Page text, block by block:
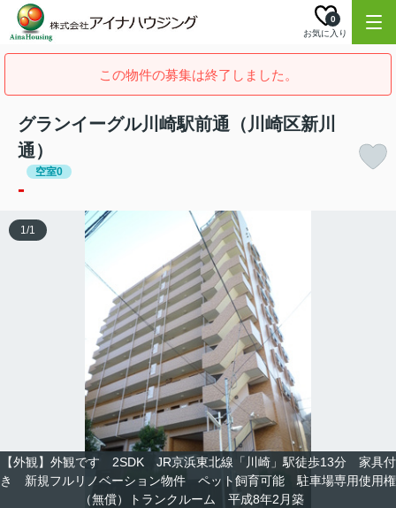
お気に入り
0
この物件の募集は終了しました。
グランイーグル川崎駅前通（川崎区新川
通）
空室0
-
【外観】外観です 2SDK JR京浜東北線「川崎」駅徒歩13分 家具付
き 新規フルリノベーション物件 ペット飼育可能 駐車場専用使用権
（無償）トランクルーム 平成8年2月築
1/1